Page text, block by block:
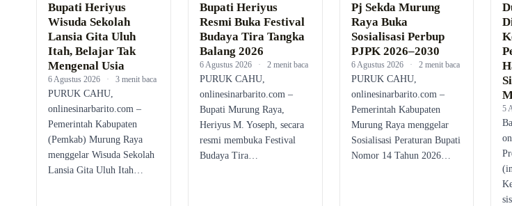
Bupati Heriyus
Wisuda Sekolah
Lansia Gita Uluh
Itah, Belajar Tak
Mengenal Usia
6 Agustus 2026 · 3 menit baca
PURUK CAHU,
onlinesinarbarito.com –
Pemerintah Kabupaten
(Pemkab) Murung Raya
menggelar Wisuda Sekolah
Lansia Gita Uluh Itah…
Bupati Heriyus
Resmi Buka Festival
Budaya Tira Tangka
Balang 2026
6 Agustus 2026 · 2 menit baca
PURUK CAHU,
onlinesinarbarito.com –
Bupati Murung Raya,
Heriyus M. Yoseph, secara
resmi membuka Festival
Budaya Tira…
Pj Sekda Murung
Raya Buka
Sosialisasi Perbup
PJPK 2026–2030
6 Agustus 2026 · 2 menit baca
PURUK CAHU,
onlinesinarbarito.com –
Pemerintah Kabupaten
Murung Raya menggelar
Sosialisasi Peraturan Bupati
Nomor 14 Tahun 2026…
5